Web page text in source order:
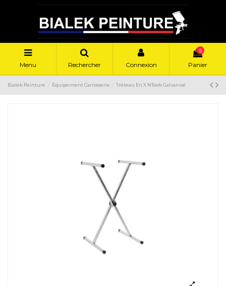
Menu Rechercher Connexion
0
Panier
Bialek Peinture Équipement Carrosserie Tréteau En X NTools Galvanisé